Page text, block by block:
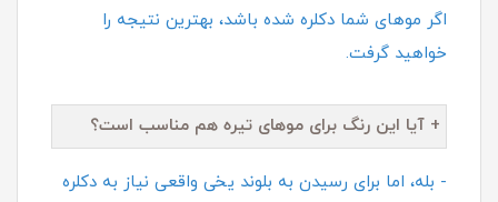
اگر موهای شما دکلره شده باشد، بهترین نتیجه را
خواهید گرفت.
+ آیا این رنگ برای موهای تیره هم مناسب است؟
- بله، اما برای رسیدن به بلوند یخی واقعی نیاز به دکلره